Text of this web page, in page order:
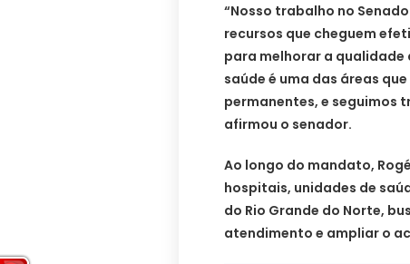
“Nosso trabalho no
recursos que cheguem
para melhorar a
saúde é uma das áreas
permanentes, e seguimos
afirmou o senador.
Ao longo do mandato,
hospitais, unidades de
do Rio Grande do Norte,
atendimento e ampliar o